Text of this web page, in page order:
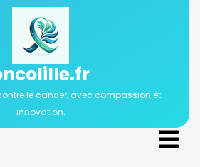
le cancer, avec compassion et
innovation.